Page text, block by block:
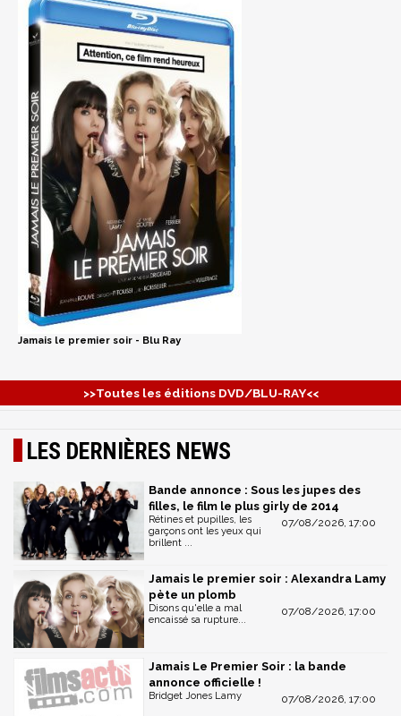
Jamais le premier soir - Blu Ray
>>Toutes les éditions DVD/BLU-RAY<<
LES DERNIÈRES NEWS
Bande annonce : Sous les jupes des
filles, le film le plus girly de 2014
07/08/2026, 17:00
Rétines et pupilles, les
garçons ont les yeux qui
brillent ...
Jamais le premier soir : Alexandra Lamy
pète un plomb
07/08/2026, 17:00
Disons qu'elle a mal
encaissé sa rupture...
Jamais Le Premier Soir : la bande
annonce officielle !
07/08/2026, 17:00
Bridget Jones Lamy